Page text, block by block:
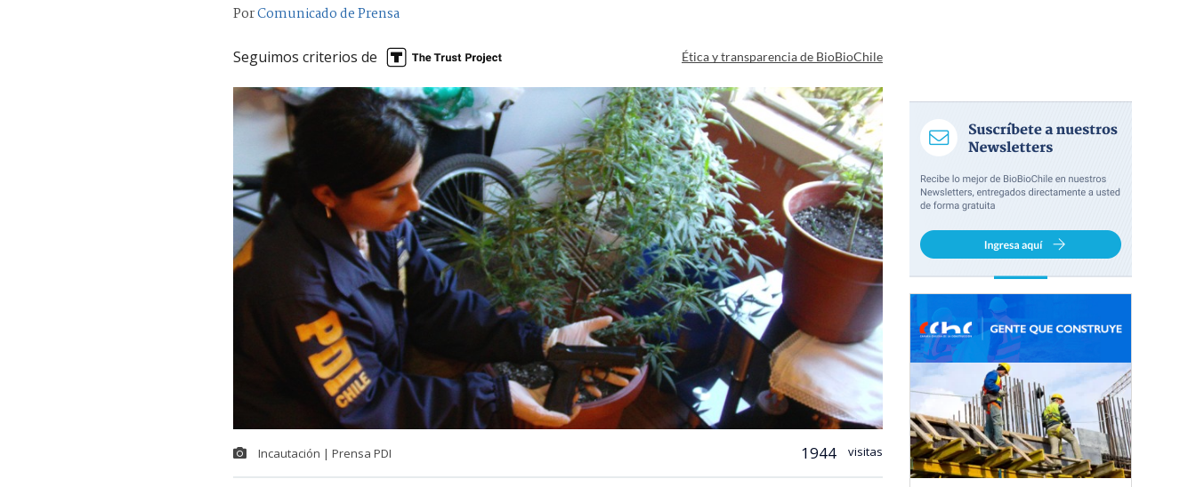
PorComunicado de Prensa
Seguimos criterios de Ética y transparencia de BioBioChile
Incautación | Prensa PDI 1944 visitas